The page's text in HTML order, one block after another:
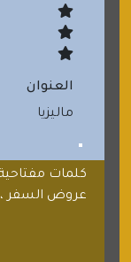
العنوان
ماليزيا
كلمات
عروض السفر